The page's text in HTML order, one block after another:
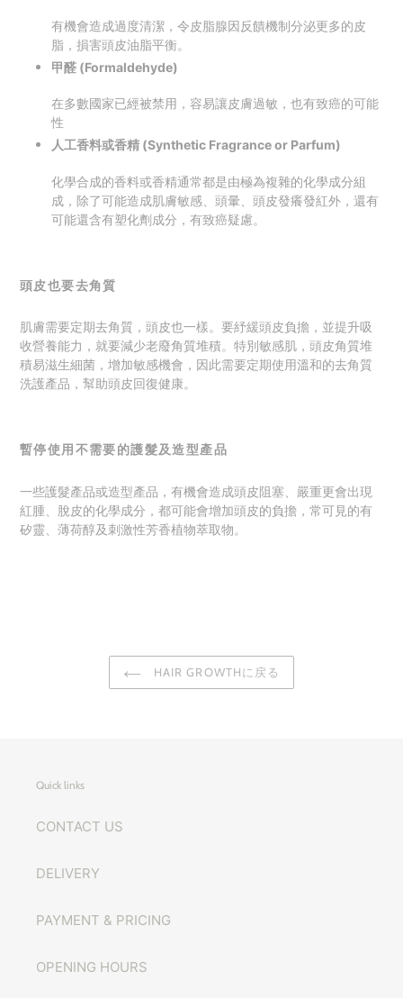
有機會造成過度清潔，令皮脂腺因反饋機制分泌更多的皮
脂，損害頭皮油脂平衡。
甲醛 (Formaldehyde)
在多數國家已經被禁用，容易讓皮膚過敏，也有致癌的可能
性
人工香料或香精 (Synthetic Fragrance or Parfum)
化學合成的香料或香精通常都是由極為複雜的化學成分組
成，除了可能造成肌膚敏感、頭暈、頭皮發癢發紅外，還有
可能還含有塑化劑成分，有致癌疑慮。
頭皮也要去角質
肌膚需要定期去角質，頭皮也一樣。要紓緩頭皮負擔，並提升吸
收營養能力，就要減少老廢角質堆積。特別敏感肌，頭皮角質堆
積易滋生細菌，增加敏感機會，因此需要定期使用溫和的去角質
洗護產品，幫助頭皮回復健康。
暫停使用不需要的護髮及造型產品
一些護髮產品或造型產品，有機會造成頭皮阻塞、嚴重更會出現
紅腫、脫皮的化學成分， 都可能會增加頭皮的負擔，常可見的有
矽靈、薄荷醇及刺激性芳香植物萃取物。
HAIR GROWTHに戻る
Quick links
CONTACT US
DELIVERY
PAYMENT & PRICING
OPENING HOURS